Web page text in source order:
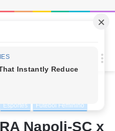
Esportes Futebol Feminino
Napoli-SC x